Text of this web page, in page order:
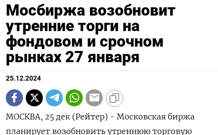
Мосбиржа возобновит
утренние торги на
фондовом и срочном
рынках 27 января
25.12.2024
МОСКВА, 25 дек (Рейтер) - Московская биржа
планирует возобновить утреннюю торговую